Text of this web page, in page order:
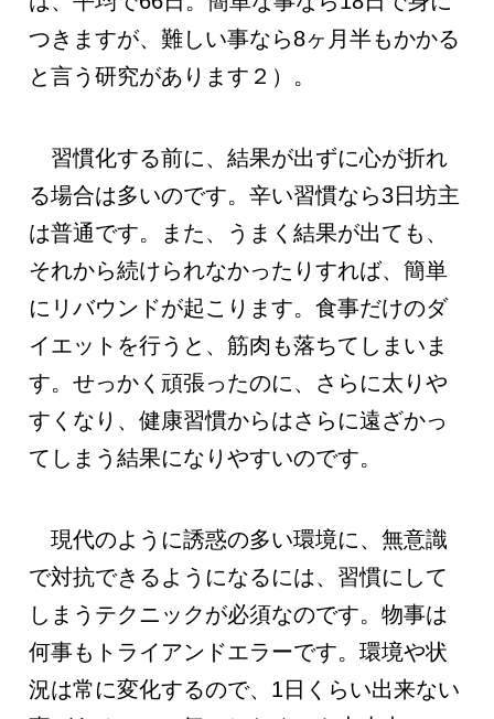
つきますが、難しい事なら8ヶ月半もかかる
と言う研究があります２）。
習慣化する前に、結果が出ずに心が折れ
る場合は多いのです。辛い習慣なら3日坊主
は普通です。また、うまく結果が出ても、
それから続けられなかったりすれば、簡単
にリバウンドが起こります。食事だけのダ
イエットを行うと、筋肉も落ちてしまいま
す。せっかく頑張ったのに、さらに太りや
すくなり、健康習慣からはさらに遠ざかっ
てしまう結果になりやすいのです。
現代のように誘惑の多い環境に、無意識
で対抗できるようになるには、習慣にして
しまうテクニックが必須なのです。物事は
何事もトライアンドエラーです。環境や状
況は常に変化するので、1日くらい出来ない